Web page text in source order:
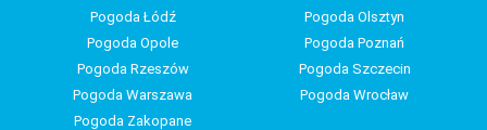
Pogoda Łódź
Pogoda Olsztyn
Pogoda Opole
Pogoda Poznań
Pogoda Rzeszów
Pogoda Szczecin
Pogoda Warszawa
Pogoda Wrocław
Pogoda Zakopane